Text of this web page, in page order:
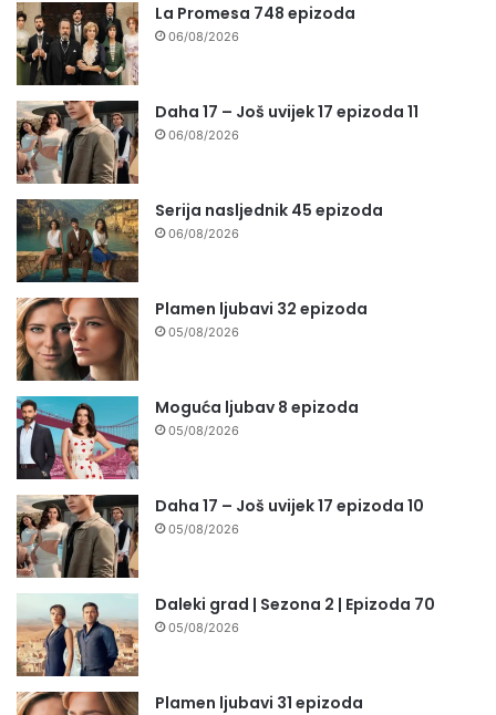
La Promesa 748 epizoda
06/08/2026
Daha 17 – Još uvijek 17 epizoda 11
06/08/2026
Serija nasljednik 45 epizoda
06/08/2026
Plamen ljubavi 32 epizoda
05/08/2026
Moguća ljubav 8 epizoda
05/08/2026
Daha 17 – Još uvijek 17 epizoda 10
05/08/2026
Daleki grad | Sezona 2 | Epizoda 70
05/08/2026
Plamen ljubavi 31 epizoda